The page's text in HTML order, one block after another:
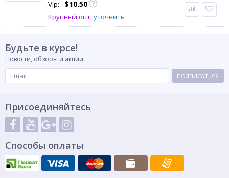
Vip: $10.50
Крупный опт: уточнить
Будьте в курсе!
Новости, обзоры и акции
ПОДПИСАТЬСЯ
Присоединяйтесь
Способы оплаты